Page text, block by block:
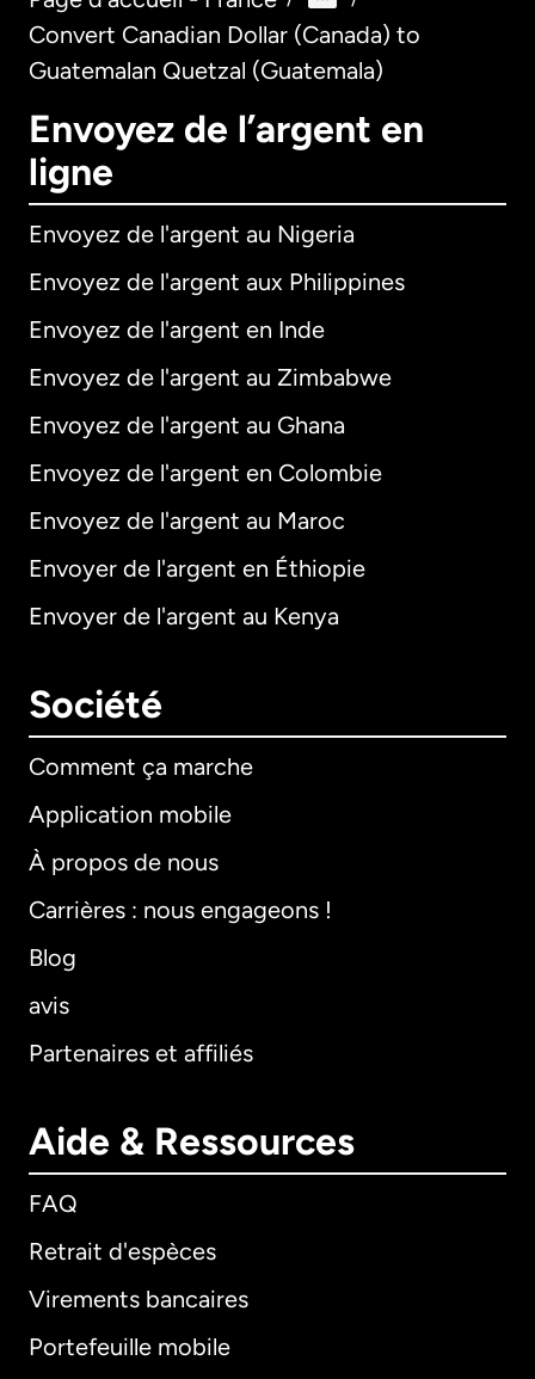
Convert Canadian Dollar (Canada) to
Guatemalan Quetzal (Guatemala)
Envoyez de l’argent en
ligne
Envoyez de l'argent au Nigeria
Envoyez de l'argent aux Philippines
Envoyez de l'argent en Inde
Envoyez de l'argent au Zimbabwe
Envoyez de l'argent au Ghana
Envoyez de l'argent en Colombie
Envoyez de l'argent au Maroc
Envoyer de l'argent en Éthiopie
Envoyer de l'argent au Kenya
Société
Comment ça marche
Application mobile
À propos de nous
Carrières : nous engageons !
Blog
avis
Partenaires et affiliés
Aide & Ressources
FAQ
Retrait d'espèces
Virements bancaires
Portefeuille mobile